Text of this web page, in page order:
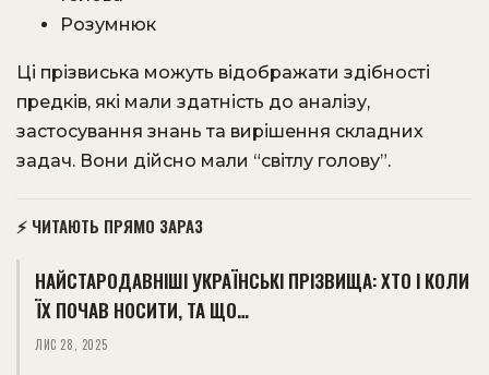
Розумнюк
Ці прізвиська можуть відображати здібності
предків, які мали здатність до аналізу,
застосування знань та вирішення складних
задач. Вони дійсно мали “світлу голову”.
⚡ ЧИТАЮТЬ ПРЯМО ЗАРАЗ
НАЙСТАРОДАВНІШІ УКРАЇНСЬКІ ПРІЗВИЩА: ХТО І КОЛИ
ЇХ ПОЧАВ НОСИТИ, ТА ЩО…
ЛИС 28, 2025